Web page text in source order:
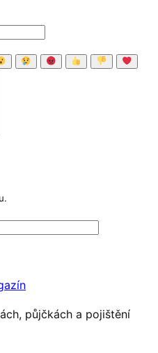
půjčkách a pojištění